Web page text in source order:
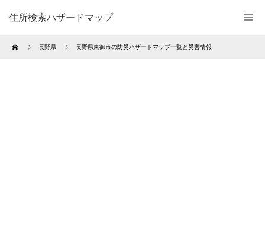
住所検索ハザードマップ
Home 長野県 長野県東御市の防災ハザードマップ一覧と災害情報